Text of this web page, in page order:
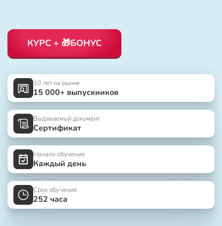
КУРС + 🎁БОНУС
10 лет на рынке
15 000+ выпускников
Выдаваемый документ
Сертификат
Начало обучения
Каждый день
Срок обучения
252 часа